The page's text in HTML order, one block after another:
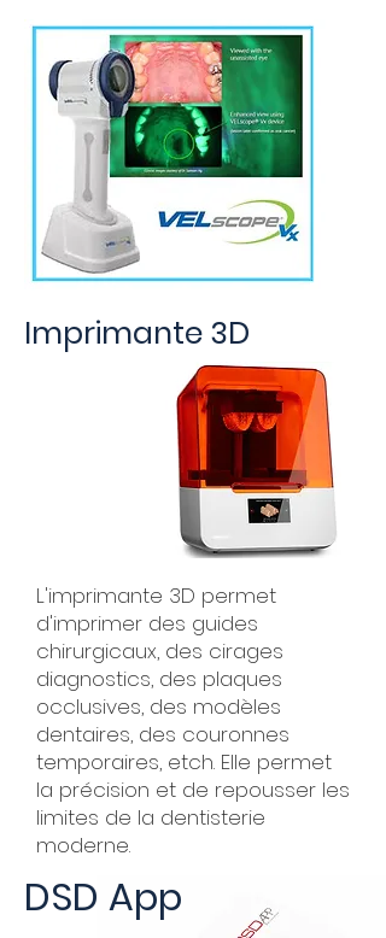
Imprimante 3D
L'imprimante 3D permet
d'imprimer des guides
chirurgicaux, des cirages
diagnostics, des plaques
occlusives, des modèles
dentaires, des couronnes
temporaires, etch. Elle permet
la précision et de repousser les
limites de la dentisterie
moderne.
DSD App